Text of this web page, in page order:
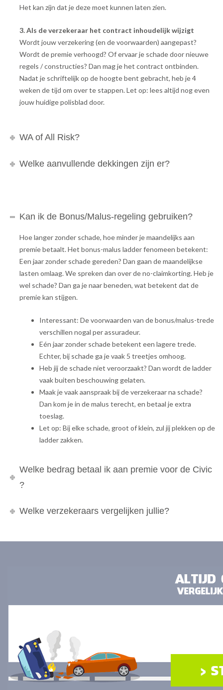
Het kan zijn dat je deze moet kunnen laten zien.
3. Als de verzekeraar het contract inhoudelijk wijzigt
Wordt jouw verzekering (en de voorwaarden) aangepast?
Wordt de premie verhoogd? Of ervaar je schade door nieuwe
regels / constructies? Dan mag je het contract ontbinden.
Nadat je schriftelijk op de hoogte bent gebracht, heb je 4
weken de tijd om over te stappen. Let op: lees altijd nog even
jouw huidige polisblad door.
WA of All Risk?
Welke aanvullende dekkingen zijn er?
Kan ik de Bonus/Malus-regeling gebruiken?
Hoe langer zonder schade, hoe minder je maandelijks aan
premie betaalt. Het bonus-malus ladder fenomeen betekent:
Een jaar zonder schade gereden? Dan gaan de maandelijkse
lasten omlaag. We spreken dan over de no-claimkorting. Heb je
wel schade? Dan ga je naar beneden, wat betekent dat de
premie kan stijgen.
Interessant: De voorwaarden van de bonus/malus-trede
verschillen nogal per assuradeur.
Eén jaar zonder schade betekent een lagere trede.
Echter, bij schade ga je vaak 5 treetjes omhoog.
Heb jij de schade niet veroorzaakt? Dan wordt de ladder
vaak buiten beschouwing gelaten.
Maak je vaak aanspraak bij de verzekeraar na schade?
Dan kom je in de malus terecht, en betaal je extra
toeslag.
Let op: Bij elke schade, groot of klein, zul jij plekken op de
ladder zakken.
Welke bedrag betaal ik aan premie voor de Civic
?
Welke verzekeraars vergelijken jullie?